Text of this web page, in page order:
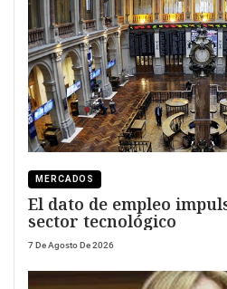
MERCADOS
El dato de empleo
sector tecnológico
7 De Agosto De 2026